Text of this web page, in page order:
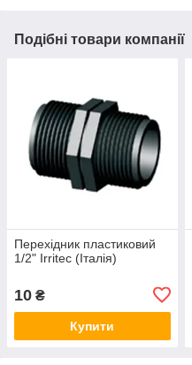
Подібні товари компанії
Перехідник пластиковий
1/2" Irritec (Італія)
10 ₴
Купити